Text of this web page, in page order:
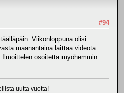
#94
Viikonloppuna olisi
maanantaina laittaa videota
osoitetta myöhemmin...
uutta vuotta!